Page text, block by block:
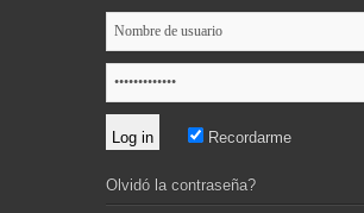
Recordarme
Olvidó la contraseña?